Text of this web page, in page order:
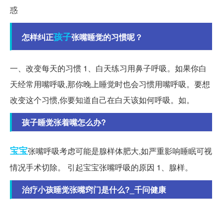
惑
怎样纠正孩子张嘴睡觉的习惯呢？
一、改变每天的习惯 1、白天练习用鼻子呼吸。如果你白
天经常用嘴呼吸,那你晚上睡觉时也会习惯用嘴呼吸。要想
改变这个习惯,你要知道自己在白天该如何呼吸。如。
孩子睡觉张着嘴怎么办?
宝宝张嘴呼吸考虑可能是腺样体肥大,如严重影响睡眠可视
情况手术切除。 引起宝宝张嘴呼吸的原因 1、腺样。
治疗小孩睡觉张嘴窍门是什么?_千问健康